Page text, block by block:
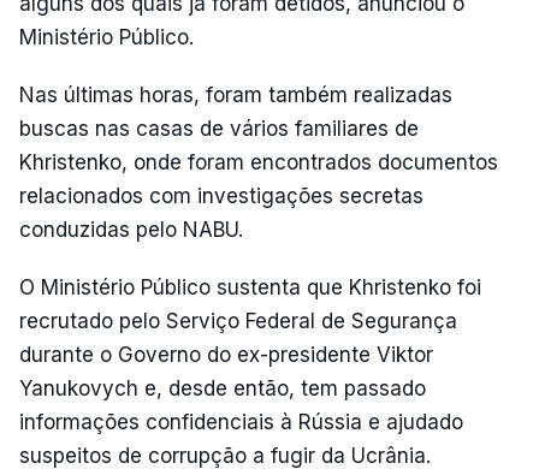
Ministério Público.
Nas últimas horas, foram também realizadas
buscas nas casas de vários familiares de
Khristenko, onde foram encontrados documentos
relacionados com investigações secretas
conduzidas pelo NABU.
O Ministério Público sustenta que Khristenko foi
recrutado pelo Serviço Federal de Segurança
durante o Governo do ex-presidente Viktor
Yanukovych e, desde então, tem passado
informações confidenciais à Rússia e ajudado
suspeitos de corrupção a fugir da Ucrânia.